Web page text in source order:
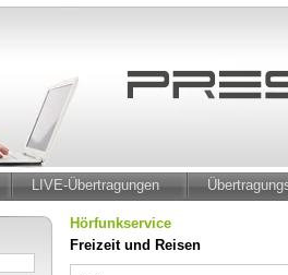
LIVE-Übertragungen
Hörfunkservice
Freizeit und Reisen